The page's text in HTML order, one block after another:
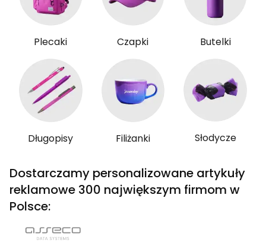
Plecaki Czapki Butelki
Długopisy Filiżanki Słodycze
Dostarczamy personalizowane artykuły
reklamowe 300 największym firmom w
Polsce: